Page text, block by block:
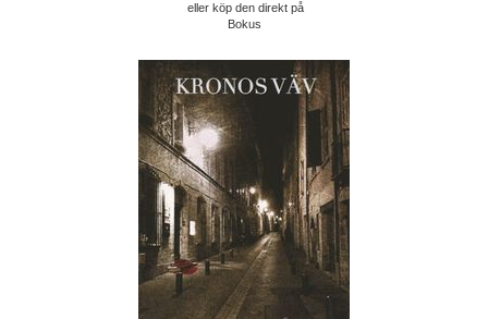
eller köp den direkt på
Bokus